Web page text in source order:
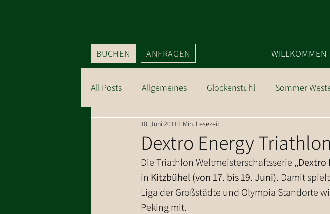
BUCHEN ANFRAGEN WILLKOMMEN
All Posts Allgemeines Glockenstuhl Sommer
Sommer Kitzbüheler Alpen
Dextro Energy
18. Juni 2011 1 Min. Lesezeit
Die Triathlon Weltmeisterschaftsserie „Dextro
in Kitzbühel (von 17. bis 19. Juni). Damit
Liga der Großstädte und Olympia Standorte
Peking mit.